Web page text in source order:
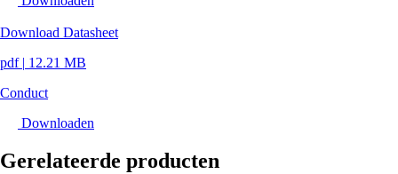
Download Datasheet
pdf | 12.21 MB
Conduct
Downloaden
Gerelateerde producten